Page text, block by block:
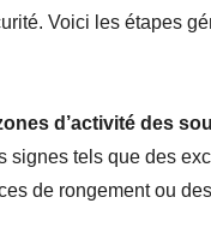
Voici les étapes
d’activité des
signes tels que des
de rongement ou